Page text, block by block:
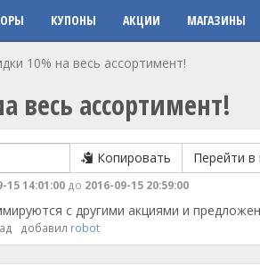
КУПОНЫ АКЦИИ МАГАЗИНЫ
10% на весь ассортимент!
весь ассортимент!
Копировать Перейти в
15 14:01:00 до 2016-09-15 20:59:00
с другими акциями и
добавил robot